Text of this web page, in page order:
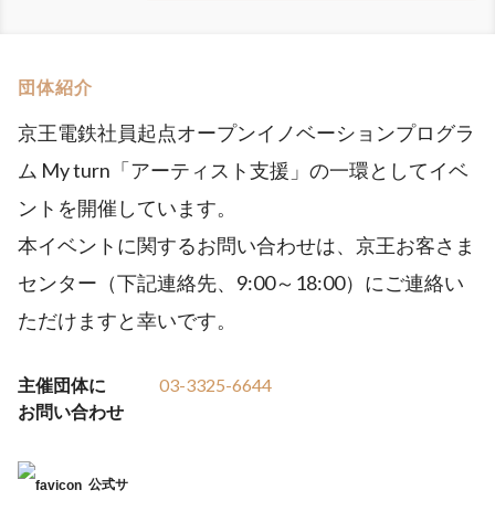
団体紹介
京王電鉄社員起点オープンイノベーションプログラ
ム My turn「アーティスト支援」の一環としてイベ
ントを開催しています。
本イベントに関するお問い合わせは、京王お客さま
センター（下記連絡先、9:00～18:00）にご連絡い
ただけますと幸いです。
主催団体に
お問い合わせ
03-3325-6644
公式サ